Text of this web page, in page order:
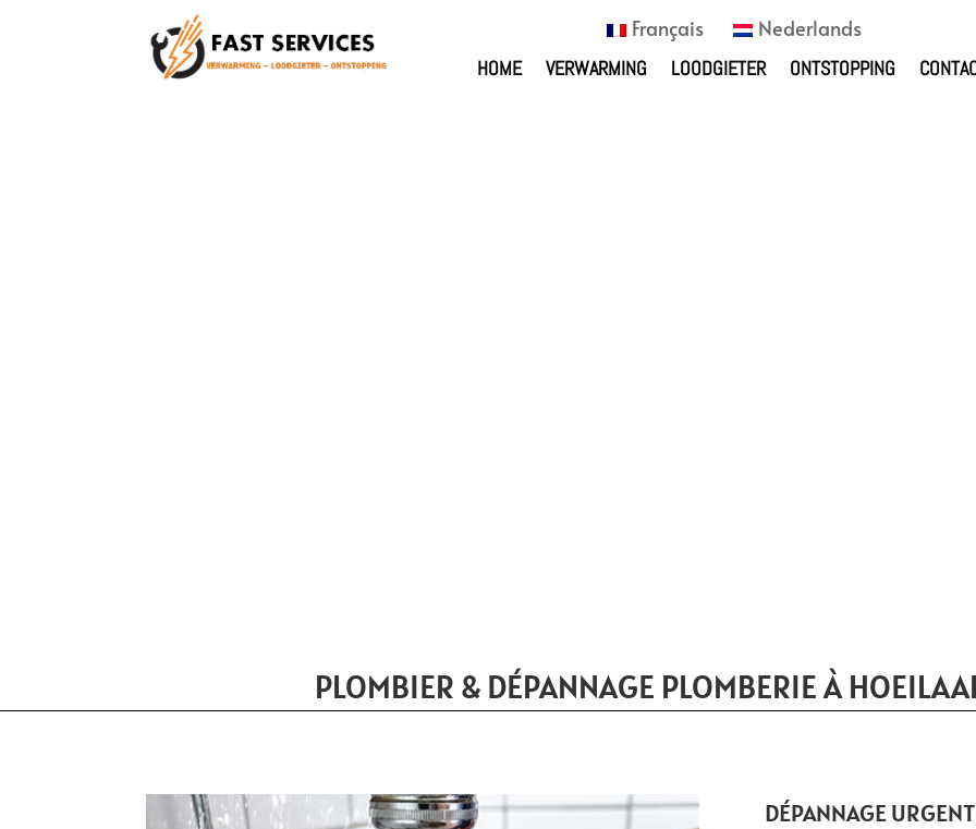
Français Nederlands
HOME VERWARMING LOODGIETER ONTSTOPPING
PLOMBIER & DÉPANNAGE PLOMBERIE À
DÉPANNAGE